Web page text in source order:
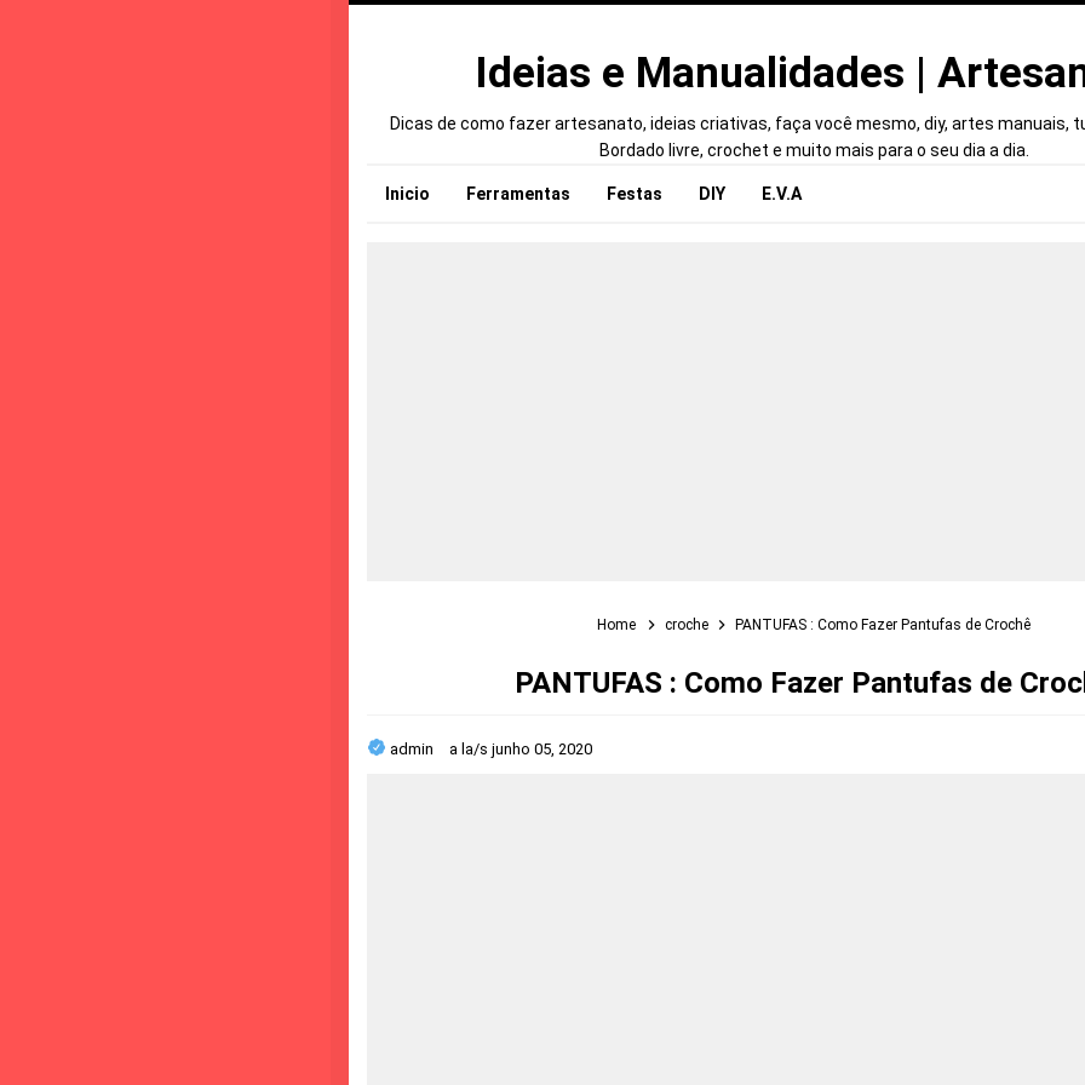
Ideias e Manualidades |
Dicas de como fazer artesanato, ideias criativas, faça você mesmo, diy, artes manuais,
Bordado livre, crochet e muito mais para o seu dia a dia.
Inicio Ferramentas Festas DIY E.V.A
Home croche PANTUFAS : Como Fazer Pantufas de Crochê
PANTUFAS : Como Fazer Pantufas de
admin a la/s junho 05, 2020